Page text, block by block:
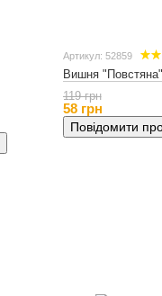
Артикул: 52859
Вишня
119 грн
58 грн
Повідомити